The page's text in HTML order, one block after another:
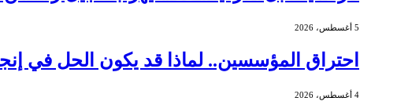
5 أغسطس، 2026
احتراق المؤسسين.. لماذا قد يكون الحل في
4 أغسطس، 2026